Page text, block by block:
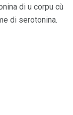
di u corpu cù
di serotonina.